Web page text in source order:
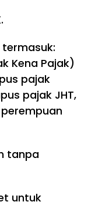
Kena Pajak)
pajak
pajak JHT,
tanpa
untuk